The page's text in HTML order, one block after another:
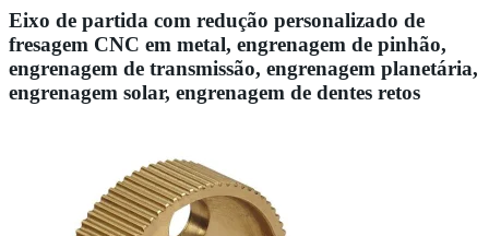
Eixo de partida com redução personalizado de
fresagem CNC em metal, engrenagem de pinhão,
engrenagem de transmissão, engrenagem planetária,
engrenagem solar, engrenagem de dentes retos